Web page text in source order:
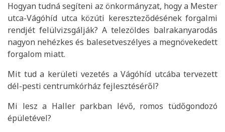
Hogyan tudná segíteni az önkormányzat, hogy a Mester
utca-Vágóhíd utca közúti kereszteződésének forgalmi
rendjét felülvizsgálják? A telezöldes balrakanyarodás
nagyon nehézkes és balesetveszélyes a megnövekedett
forgalom miatt.
Mit tud a kerületi vezetés a Vágóhíd utcába tervezett
dél-pesti centrumkórház fejlesztéséről?
Mi lesz a Haller parkban lévő, romos tüdőgondozó
épületével?